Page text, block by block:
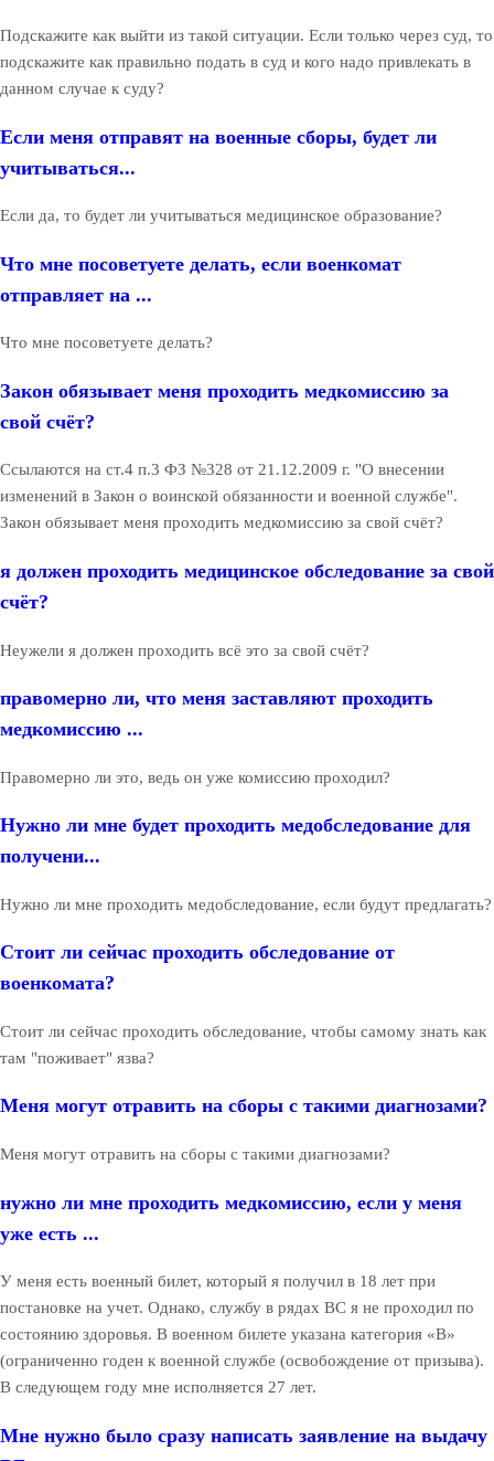
Подскажите как выйти из такой ситуации. Если только через суд, то
подскажите как правильно подать в суд и кого надо привлекать в
данном случае к суду?
Если меня отправят на военные сборы, будет ли
учитываться...
Если да, то будет ли учитываться медицинское образование?
Что мне посоветуете делать, если военкомат
отправляет на ...
Что мне посоветуете делать?
Закон обязывает меня проходить медкомиссию за
свой счёт?
Ссылаются на ст.4 п.3 ФЗ №328 от 21.12.2009 г. "О внесении
изменений в Закон о воинской обязанности и военной службе".
Закон обязывает меня проходить медкомиссию за свой счёт?
я должен проходить медицинское обследование за свой
счёт?
Неужели я должен проходить всё это за свой счёт?
правомерно ли, что меня заставляют проходить
медкомиссию ...
Правомерно ли это, ведь он уже комиссию проходил?
Нужно ли мне будет проходить медобследование для
получени...
Нужно ли мне проходить медобследование, если будут предлагать?
Стоит ли сейчас проходить обследование от
военкомата?
Стоит ли сейчас проходить обследование, чтобы самому знать как
там "поживает" язва?
Меня могут отравить на сборы с такими диагнозами?
Меня могут отравить на сборы с такими диагнозами?
нужно ли мне проходить медкомиссию, если у меня
уже есть ...
У меня есть военный билет, который я получил в 18 лет при
постановке на учет. Однако, службу в рядах ВС я не проходил по
состоянию здоровья. В военном билете указана категория «В»
(ограниченно годен к военной службе (освобождение от призыва).
В следующем году мне исполняется 27 лет.
Мне нужно было сразу написать заявление на выдачу